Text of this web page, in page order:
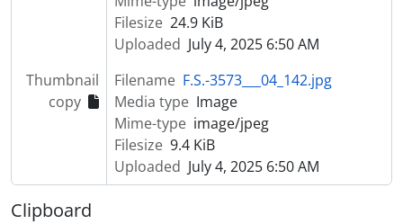
Filesize 24.9 KiB
Uploaded July 4, 2025 6:50 AM
Thumbnail
copy
Filename F.S.-3573___04_142.jpg
Media type Image
Mime-type image/jpeg
Filesize 9.4 KiB
Uploaded July 4, 2025 6:50 AM
Clipboard